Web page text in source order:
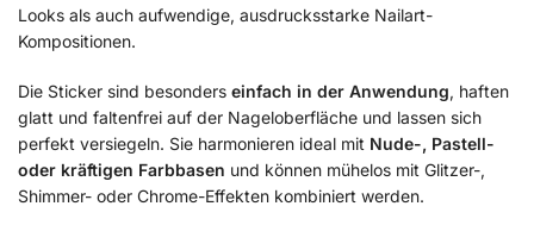
Looks als auch aufwendige, ausdrucksstarke Nailart-
Kompositionen.
Die Sticker sind besonders einfach in der Anwendung, haften
glatt und faltenfrei auf der Nageloberfläche und lassen sich
perfekt versiegeln. Sie harmonieren ideal mit Nude-, Pastell-
oder kräftigen Farbbasen und können mühelos mit Glitzer-,
Shimmer- oder Chrome-Effekten kombiniert werden.